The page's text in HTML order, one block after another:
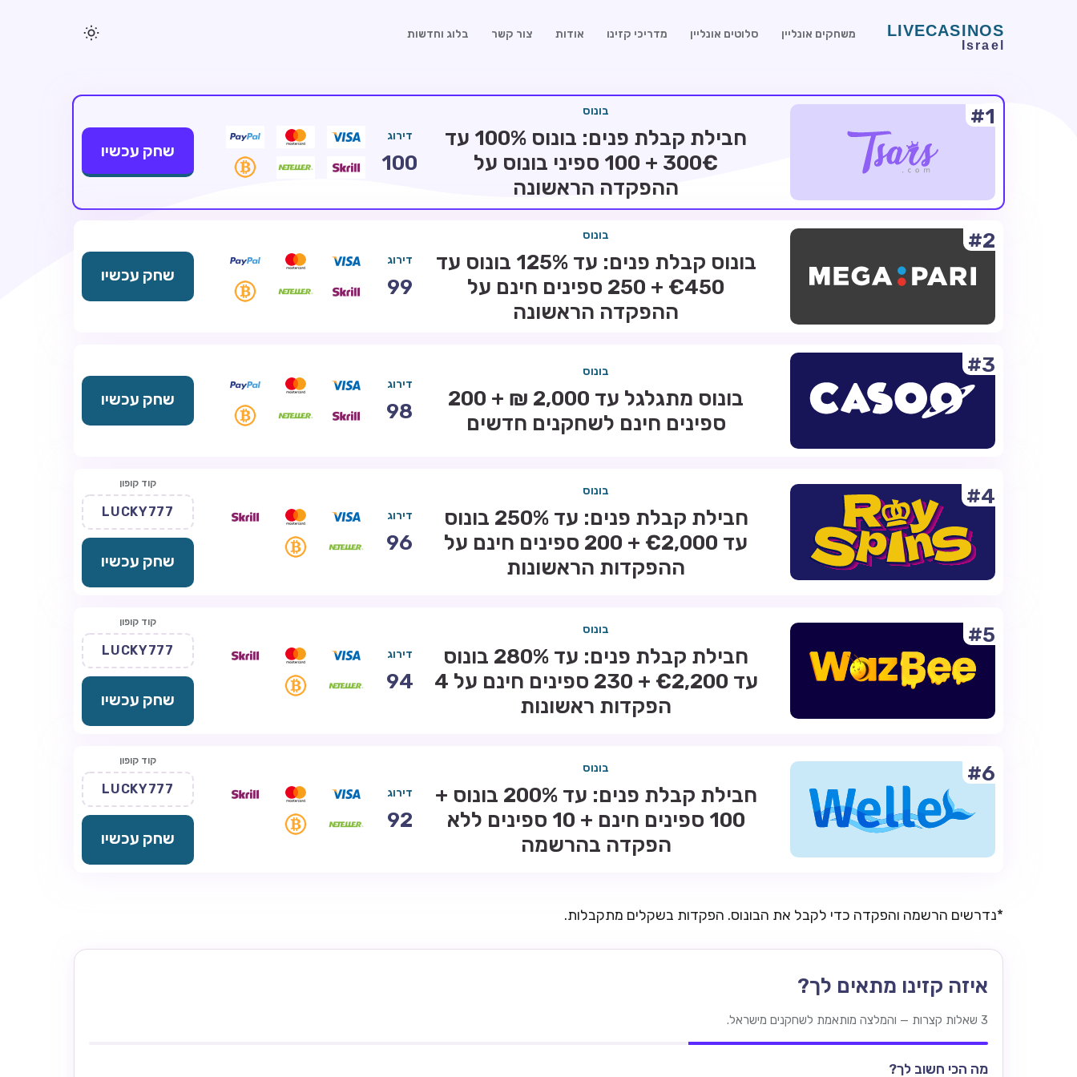
משחקים אונליין סלוטים אונליין מדריכי קזינו אודות צור קשר בלוג וחדשות
#1 בונוס
חבילת קבלת פנים: בונוס 100% עד
300€ + 100 ספיני בונוס על
ההפקדה הראשונה
דירוג
100
שחק עכשיו
#2 בונוס
בונוס קבלת פנים: עד 125% בונוס עד
€450 + 250 ספינים חינם על
ההפקדה הראשונה
דירוג
99
שחק עכשיו
#3 בונוס
בונוס מתגלגל עד 2,000 ₪ + 200
ספינים חינם לשחקנים חדשים
דירוג
98
שחק עכשיו
#4 בונוס
חבילת קבלת פנים: עד 250% בונוס
עד €2,000 + 200 ספינים חינם על
ההפקדות הראשונות
דירוג
96
קוד קופון
LUCKY777
שחק עכשיו
#5 בונוס
חבילת קבלת פנים: עד 280% בונוס
עד €2,200 + 230 ספינים חינם על 4
הפקדות ראשונות
דירוג
94
קוד קופון
LUCKY777
שחק עכשיו
#6 בונוס
חבילת קבלת פנים: עד 200% בונוס +
100 ספינים חינם + 10 ספינים ללא
הפקדה בהרשמה
דירוג
92
קוד קופון
LUCKY777
שחק עכשיו
*נדרשים הרשמה והפקדה כדי לקבל את הבונוס. הפקדות בשקלים מתקבלות.
איזה קזינו מתאים לך?
3 שאלות קצרות — והמלצה מותאמת לשחקנים מישראל.
מה הכי חשוב לך?